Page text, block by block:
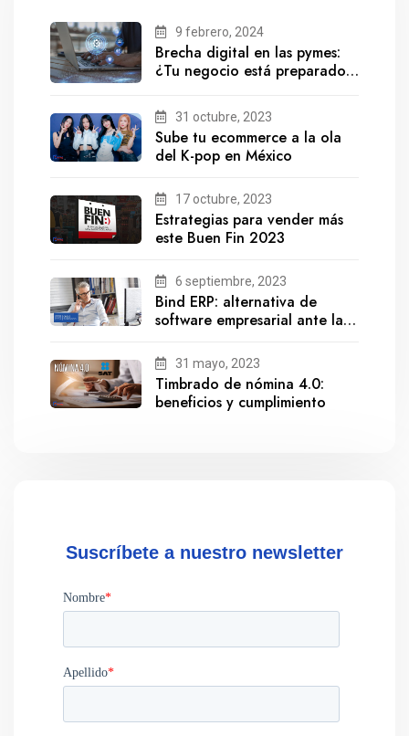
9 febrero, 2024
Brecha digital en las pymes:
¿Tu negocio está preparado
31 octubre, 2023
Sube tu ecommerce a la ola
del K-pop en México
17 octubre, 2023
Estrategias para vender más
este Buen Fin 2023
6 septiembre, 2023
Bind ERP: alternativa de
software empresarial ante la
31 mayo, 2023
Timbrado de nómina 4.0:
beneficios y cumplimiento
Suscríbete a nuestro newsletter